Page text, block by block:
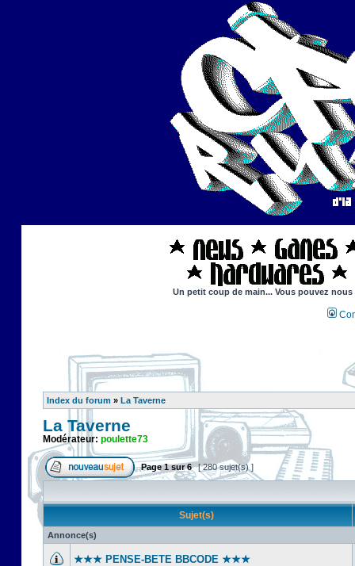
Un petit coup de main... Vous pouvez
Index du forum » La Taverne
La Taverne
Modérateur: poulette73
Page1sur6 [ 280 sujet(s) ]
Sujet(s)
Annonce(s)
★★★ PENSE-BETE BBCODE ★★★